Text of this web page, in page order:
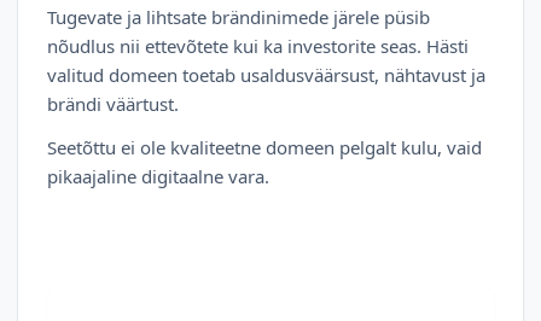
Tugevate ja lihtsate brändinimede järele püsib
nõudlus nii ettevõtete kui ka investorite seas. Hästi
valitud domeen toetab usaldusväärsust, nähtavust ja
brändi väärtust.
Seetõttu ei ole kvaliteetne domeen pelgalt kulu, vaid
pikaajaline digitaalne vara.